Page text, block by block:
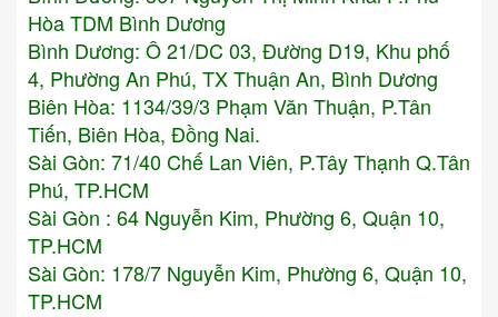
Hòa TDM Bình Dương
Bình Dương: Ô 21/DC 03, Đường D19, Khu phố
4, Phường An Phú, TX Thuận An, Bình Dương
Biên Hòa: 1134/39/3 Phạm Văn Thuận, P.Tân
Tiến, Biên Hòa, Đồng Nai.
Sài Gòn: 71/40 Chế Lan Viên, P.Tây Thạnh Q.Tân
Phú, TP.HCM
Sài Gòn : 64 Nguyễn Kim, Phường 6, Quận 10,
TP.HCM
Sài Gòn: 178/7 Nguyễn Kim, Phường 6, Quận 10,
TP.HCM